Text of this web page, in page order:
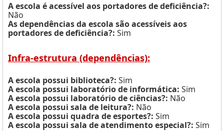
A escola é acessível aos portadores de deficiência?:
Não
As dependências da escola são acessíveis aos
portadores de deficiência?: Sim
Infra-estrutura (dependências):
A escola possui biblioteca?: Sim
A escola possui laboratório de informática: Sim
A escola possui laboratório de ciências?: Não
A escola possui sala de leitura?: Não
A escola possui quadra de esportes?: Sim
A escola possui sala de atendimento especial?: Sim